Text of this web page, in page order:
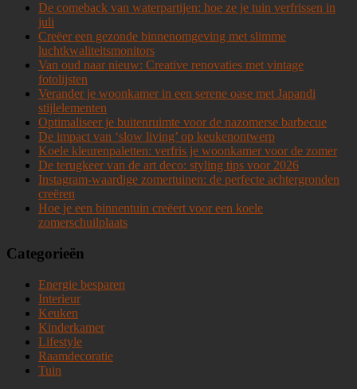
De comeback van waterpartijen: hoe ze je tuin verfrissen in
juli
Creëer een gezonde binnenomgeving met slimme
luchtkwaliteitsmonitors
Van oud naar nieuw: Creative renovaties met vintage
fotolijsten
Verander je woonkamer in een serene oase met Japandi
stijlelementen
Optimaliseer je buitenruimte voor de nazomerse barbecue
De impact van ‘slow living’ op keukenontwerp
Koele kleurenpaletten: verfris je woonkamer voor de zomer
De terugkeer van de art deco: styling tips voor 2026
Instagram-waardige zomertuinen: de perfecte achtergronden
creëren
Hoe je een binnentuin creëert voor een koele
zomerschuilplaats
Categorieën
Energie besparen
Interieur
Keuken
Kinderkamer
Lifestyle
Raamdecoratie
Tuin